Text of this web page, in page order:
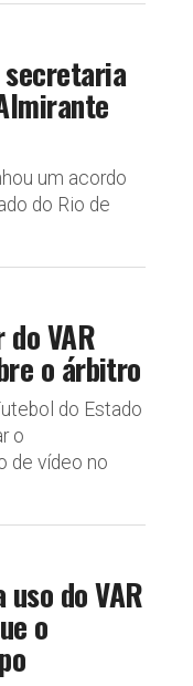
secretaria
um acordo
do Rio de
VAR
o árbitro
do Estado
o
de vídeo no
do VAR
o